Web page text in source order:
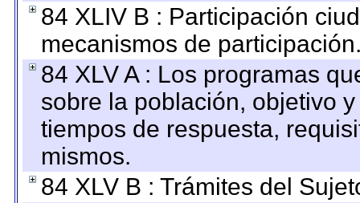
84 XLIV B : Participación
mecanismos de
84 XLV A : Los programas
sobre la población, objetivo
tiempos de respuesta,
mismos.
84 XLV B : Trámites del